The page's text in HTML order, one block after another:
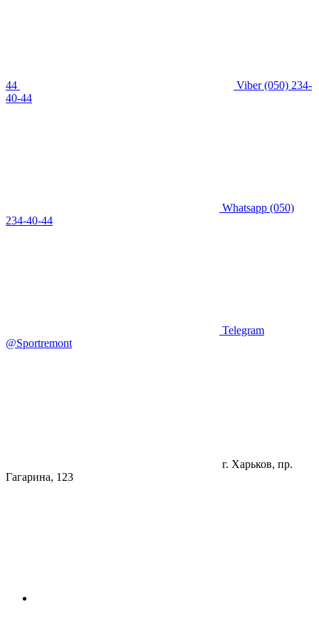
44 Viber(050) 234-
40-44
Whatsapp (050)
234-40-44
Telegram
@Sportremont
г. Харьков, пр.
Гагарина, 123